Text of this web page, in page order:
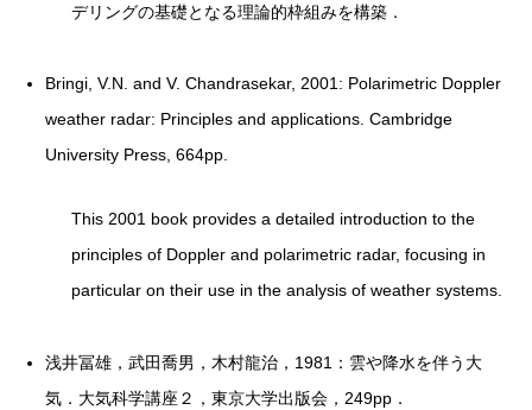
デリングの基礎となる理論的枠組みを構築．
Bringi, V.N. and V. Chandrasekar, 2001: Polarimetric Doppler
weather radar: Principles and applications. Cambridge
University Press, 664pp.
This 2001 book provides a detailed introduction to the
principles of Doppler and polarimetric radar, focusing in
particular on their use in the analysis of weather systems.
浅井冨雄，武田喬男，木村龍治，1981：雲や降水を伴う大
気．大気科学講座２，東京大学出版会，249pp．